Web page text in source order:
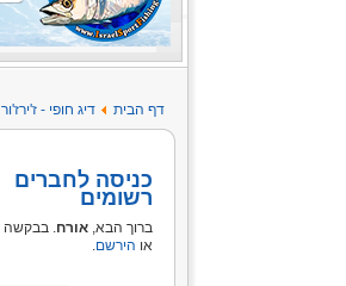
דף הבית דיג חופי - ז'ירז'ור
כניסה לחברים
רשומים
ברוך הבא, אורח. בבקשה
או הירשם.